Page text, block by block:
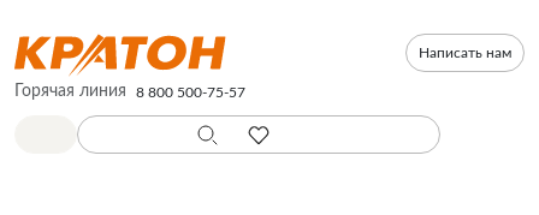
Написать нам
Горячая линия 8 800 500-75-57